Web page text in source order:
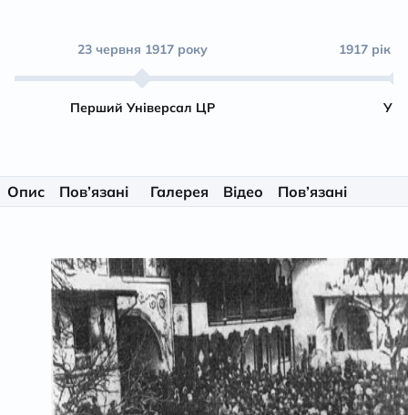
23 червня 1917 року
Перший Універсал ЦР
1917 рік –
Опис
Пов’язані
Галерея Відео
Пов’язані